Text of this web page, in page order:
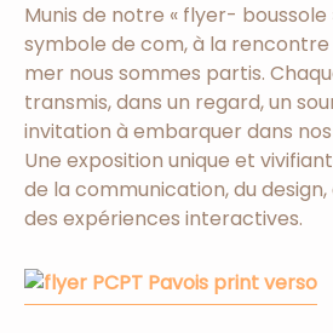
Munis de notre « flyer-
symbole de com, à la
mer nous sommes partis.
transmis, dans un regard, un
invitation à embarquer dans
Une exposition unique et
de la communication, du design,
des expériences interactives.